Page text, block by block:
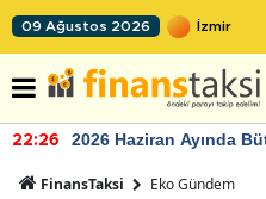
09 Ağustos 2026
22:26 2026 Haziran Ayında
FinansTaksi Eko Gündem